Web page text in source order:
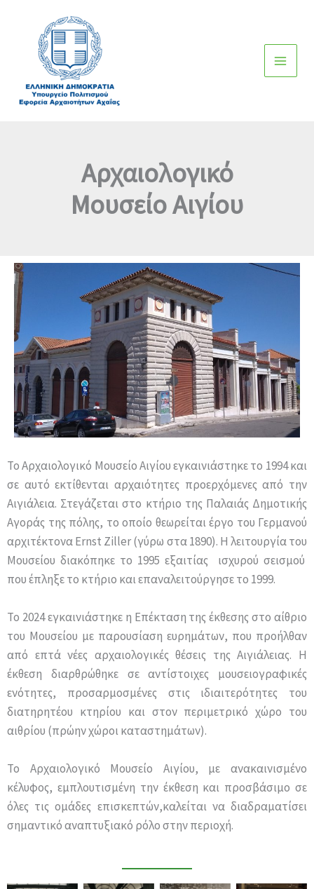
περιεχόμενο
Αρχαιολογικό
Μουσείο Αιγίου
Το Αρχαιολογικό Μουσείο Αιγίου εγκαινιάστηκε το 1994 και
σε αυτό εκτίθενται αρχαιότητες προερχόμενες από την
Αιγιάλεια. Στεγάζεται στο κτήριο της Παλαιάς Δημοτικής
Αγοράς της πόλης, το οποίο θεωρείται έργο του Γερμανού
αρχιτέκτονα Ernst Ziller (γύρω στα 1890). Η λειτουργία του
Μουσείου διακόπηκε το 1995 εξαιτίας ισχυρού σεισμού
που έπληξε το κτήριο και επαναλειτούργησε το 1999.
Το 2024 εγκαινιάστηκε η Επέκταση της έκθεσης στο αίθριο
του Μουσείου με παρουσίαση ευρημάτων, που προήλθαν
από επτά νέες αρχαιολογικές θέσεις της Αιγιάλειας. Η
έκθεση διαρθρώθηκε σε αντίστοιχες μουσειογραφικές
ενότητες, προσαρμοσμένες στις ιδιαιτερότητες του
διατηρητέου κτηρίου και στον περιμετρικό χώρο του
αιθρίου (πρώην χώροι καταστημάτων).
Το Αρχαιολογικό Μουσείο Αιγίου, με ανακαινισμένο
κέλυφος, εμπλουτισμένη την έκθεση και προσβάσιμο σε
όλες τις ομάδες επισκεπτών,καλείται να διαδραματίσει
σημαντικό αναπτυξιακό ρόλο στην περιοχή.